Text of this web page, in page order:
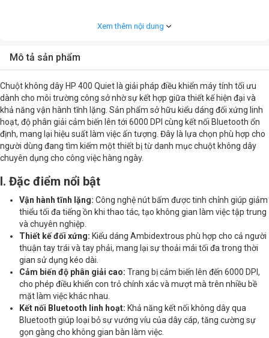
Độ phân giải (CPI/DPI) 6000DPI
Số nút bấm 5
Kiểu pin 1 x Pin AA
Kích thước 11.8 x 6.1 x 4 cm
Khối lượng
Xem thêm nội dung
Mô tả sản phẩm
Chuột không dây HP 400 Quiet là giải pháp điều khiển máy tính tối ưu
dành cho môi trường công sở nhờ sự kết hợp giữa thiết kế hiện đại và
khả năng vận hành tĩnh lặng. Sản phẩm sở hữu kiểu dáng đối xứng linh
hoạt, độ phân giải cảm biến lên tới 6000 DPI cùng kết nối Bluetooth ổn
định, mang lại hiệu suất làm việc ấn tượng. Đây là lựa chọn phù hợp cho
người dùng đang tìm kiếm một thiết bị từ danh mục chuột không dây
chuyên dụng cho công việc hàng ngày.
I. Đặc điểm nổi bật
Vận hành tĩnh lặng: Công nghệ nút bấm được tinh chỉnh giúp giảm
thiểu tối đa tiếng ồn khi thao tác, tạo không gian làm việc tập trung
và chuyên nghiệp.
Thiết kế đối xứng: Kiểu dáng Ambidextrous phù hợp cho cả người
thuận tay trái và tay phải, mang lại sự thoải mái tối đa trong thời
gian sử dụng kéo dài.
Cảm biến độ phân giải cao: Trang bị cảm biến lên đến 6000 DPI,
cho phép điều khiển con trỏ chính xác và mượt mà trên nhiều bề
mặt làm việc khác nhau.
Kết nối Bluetooth linh hoạt: Khả năng kết nối không dây qua
Bluetooth giúp loại bỏ sự vướng víu của dây cáp, tăng cường sự
gọn gàng cho không gian bàn làm việc.